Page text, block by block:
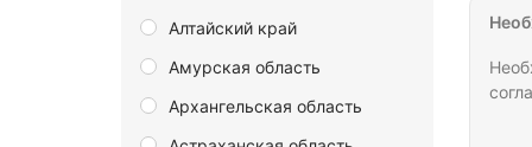
Алтайский край
Амурская область
Архангельская область